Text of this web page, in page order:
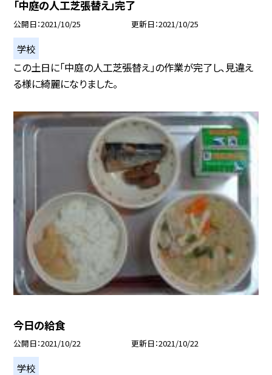
「中庭の人工芝張替え」完了
公開日 2021/10/25 更新日 2021/10/25
学校
この土日に「中庭の人工芝張替え」の作業が完了し、見違え
る様に綺麗になりました。
今日の給食
公開日 2021/10/22 更新日 2021/10/22
学校